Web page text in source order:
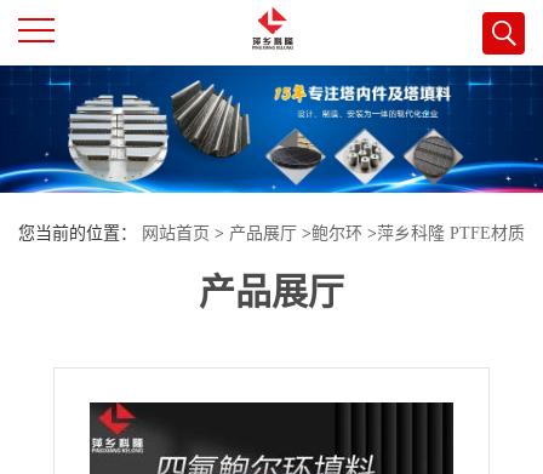
公
司
您当前的位置： 网站首页 > 产品展厅 >鲍尔环 >萍乡科隆 PTFE材质
耐高温 四氟鲍尔环应用于锂电池电解液纯化
产品展厅